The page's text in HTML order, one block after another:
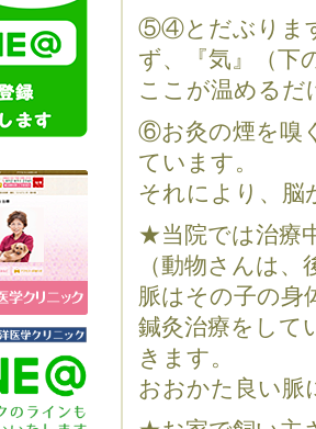
⑤④とだぶりま
ず、『気』（下
ここが温めるだ
⑥お灸の煙を嗅
ています。
それにより、脳
★当院では治療
（動物さんは
脈はその子の身
鍼灸治療をして
きます。
おおかた良い脈